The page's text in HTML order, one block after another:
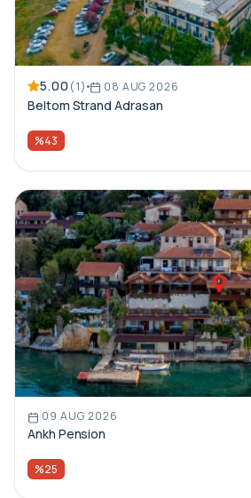
5.00 (1) 08 AUG 2026
Beltom Strand Adrasan
%43
09 AUG 2026
Ankh Pension
%25